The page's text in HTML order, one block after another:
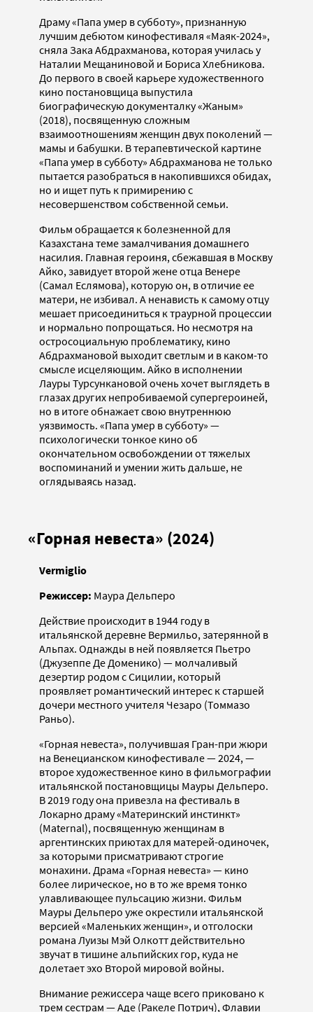
Драму «Папа умер в субботу», признанную
лучшим дебютом кинофестиваля «Маяк-2024»,
сняла Зака Абдрахманова, которая училась у
Наталии Мещаниновой и Бориса Хлебникова.
До первого в своей карьере художественного
кино постановщица выпустила
биографическую документалку «Жаным»
(2018), посвященную сложным
взаимоотношениям женщин двух поколений —
мамы и бабушки. В терапевтической картине
«Папа умер в субботу» Абдрахманова не только
пытается разобраться в накопившихся обидах,
но и ищет путь к примирению с
несовершенством собственной семьи.
Фильм обращается к болезненной для
Казахстана теме замалчивания домашнего
насилия. Главная героиня, сбежавшая в Москву
Айко, завидует второй жене отца Венере
(Самал Еслямова), которую он, в отличие ее
матери, не избивал. А ненависть к самому отцу
мешает присоединиться к траурной процессии
и нормально попрощаться. Но несмотря на
остросоциальную проблематику, кино
Абдрахмановой выходит светлым и в каком-то
смысле исцеляющим. Айко в исполнении
Лауры Турсункановой очень хочет выглядеть в
глазах других непробиваемой супергероиней,
но в итоге обнажает свою внутреннюю
уязвимость. «Папа умер в субботу» —
психологически тонкое кино об
окончательном освобождении от тяжелых
воспоминаний и умении жить дальше, не
оглядываясь назад.
«Горная невеста» (2024)
Vermiglio
Режиссер: Маура Дельперо
Действие происходит в 1944 году в
итальянской деревне Вермильо, затерянной в
Альпах. Однажды в ней появляется Пьетро
(Джузеппе Де Доменико) — молчаливый
дезертир родом с Сицилии, который
проявляет романтический интерес к старшей
дочери местного учителя Чезаро (Томмазо
Раньо).
«Горная невеста», получившая Гран-при жюри
на Венецианском кинофестивале — 2024, —
второе художественное кино в фильмографии
итальянской постановщицы Мауры Дельперо.
В 2019 году она привезла на фестиваль в
Локарно драму «Материнский инстинкт»
(Maternal), посвященную женщинам в
аргентинских приютах для матерей-одиночек,
за которыми присматривают строгие
монахини. Драма «Горная невеста» — кино
более лирическое, но в то же время тонко
улавливающее пульсацию жизни. Фильм
Мауры Дельперо уже окрестили итальянской
версией «Маленьких женщин», и отголоски
романа Луизы Мэй Олкотт действительно
звучат в тишине альпийских гор, куда не
долетает эхо Второй мировой войны.
Внимание режиссера чаще всего приковано к
трем сестрам — Аде (Ракеле Потрич), Флавии